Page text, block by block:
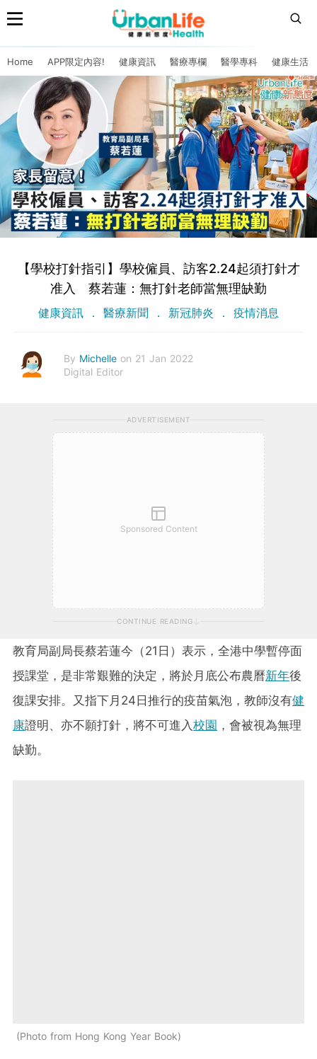
Home APP限定內容! 健康資訊 醫療專欄 醫學專科 健康生活
【學校打針指引】學校僱員、訪客2.24起須打針才
准入 蔡若蓮：無打針老師當無理缺勤
健康資訊 醫療新聞 新冠肺炎 疫情消息
By Michelle on 21 Jan 2022
Digital Editor
ADVERTISEMENT
Sponsored Content
CONTINUE READING
教育局副局長蔡若蓮今（21日）表示，全港中學暫停面
授課堂，是非常艱難的決定，將於月底公布農曆新年後
復課安排。又指下月24日推行的疫苗氣泡，教師沒有健
康證明、亦不願打針，將不可進入 校園 ，會被視為無理
缺勤。
Photo from Hong Kong Year Book